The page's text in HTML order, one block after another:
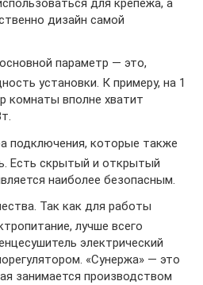
дизайн самой
параметр — это,
установки. К примеру, на 1
комнаты вполне хватит
подключения, которые также
Есть скрытый и открытый
наиболее безопасным.
Так как для работы
лучше всего
электрический
«Сунержа» — это
занимается производством